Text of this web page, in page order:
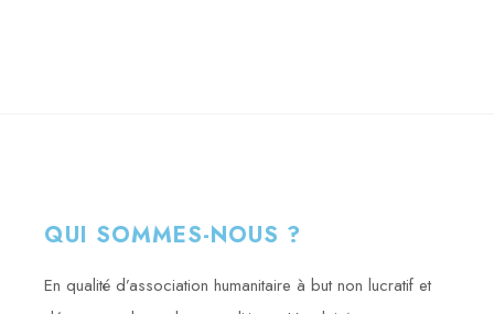
QUI SOMMES-NOUS ?
En qualité d’association humanitaire à but non lucratif et